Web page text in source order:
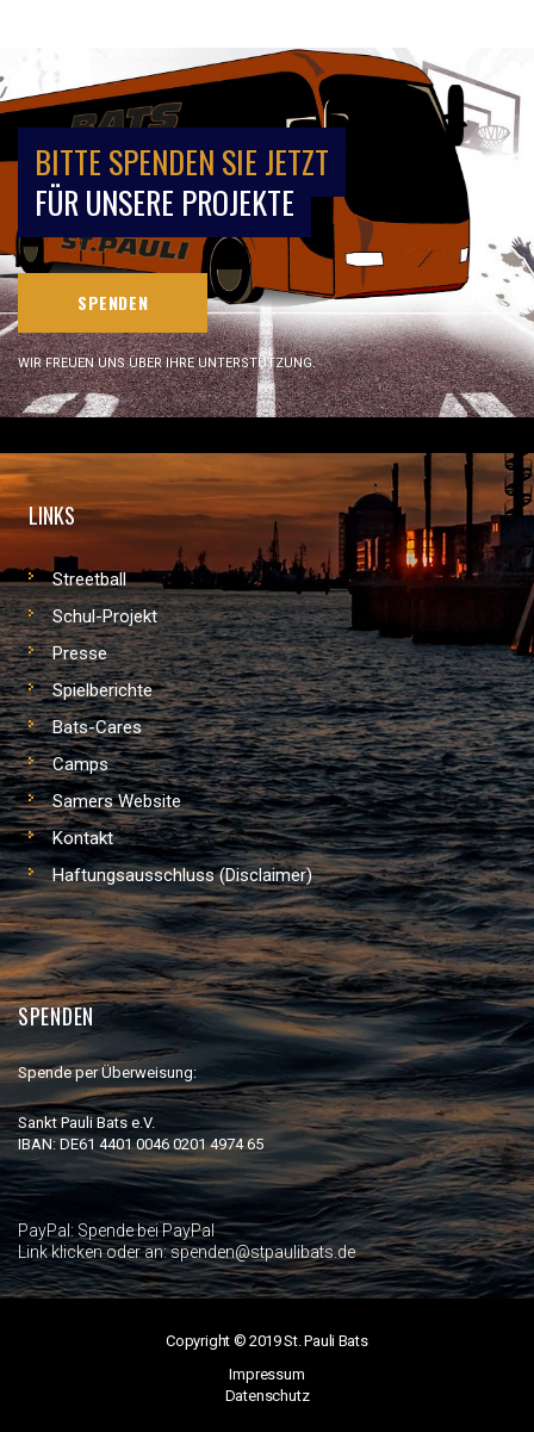
BITTE SPENDEN SIE JETZT
FÜR UNSERE PROJEKTE
SPENDEN
WIR FREUEN UNS ÜBER IHRE UNTERSTÜTZUNG.
LINKS
Streetball
Schul-Projekt
Presse
Spielberichte
Bats-Cares
Camps
Samers Website
Kontakt
Haftungsausschluss (Disclaimer)
SPENDEN
Spende per Überweisung:
Sankt Pauli Bats e.V.
IBAN: DE61 4401 0046 0201 4974 65
PayPal: Spende bei PayPal
Link klicken oder an: spenden@stpaulibats.de
Copyright © 2019 St. Pauli Bats
Impressum
Datenschutz